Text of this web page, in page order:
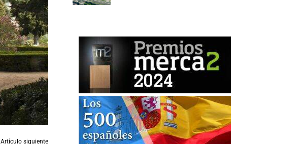
Artículo siguiente